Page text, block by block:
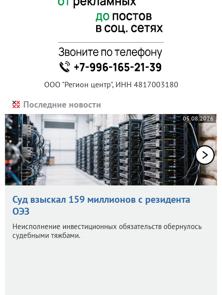
ООО "Регион центр", ИНН 4817003180
Последние новости
05.08.2026
Суд взыскал 159 миллионов с резидента
ОЭЗ
Неисполнение инвестиционных обязательств обернулось
судебными тяжбами.